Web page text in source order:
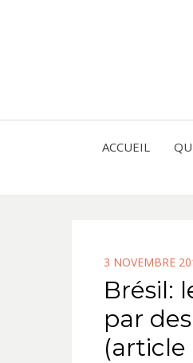
ACCUEIL
POSTED
ON
3 NOVEMBRE
Brésil:
par
(article